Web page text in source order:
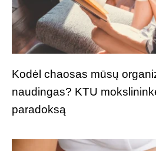
Kodėl chaosas mūsų
naudingas? KTU
paradoksą